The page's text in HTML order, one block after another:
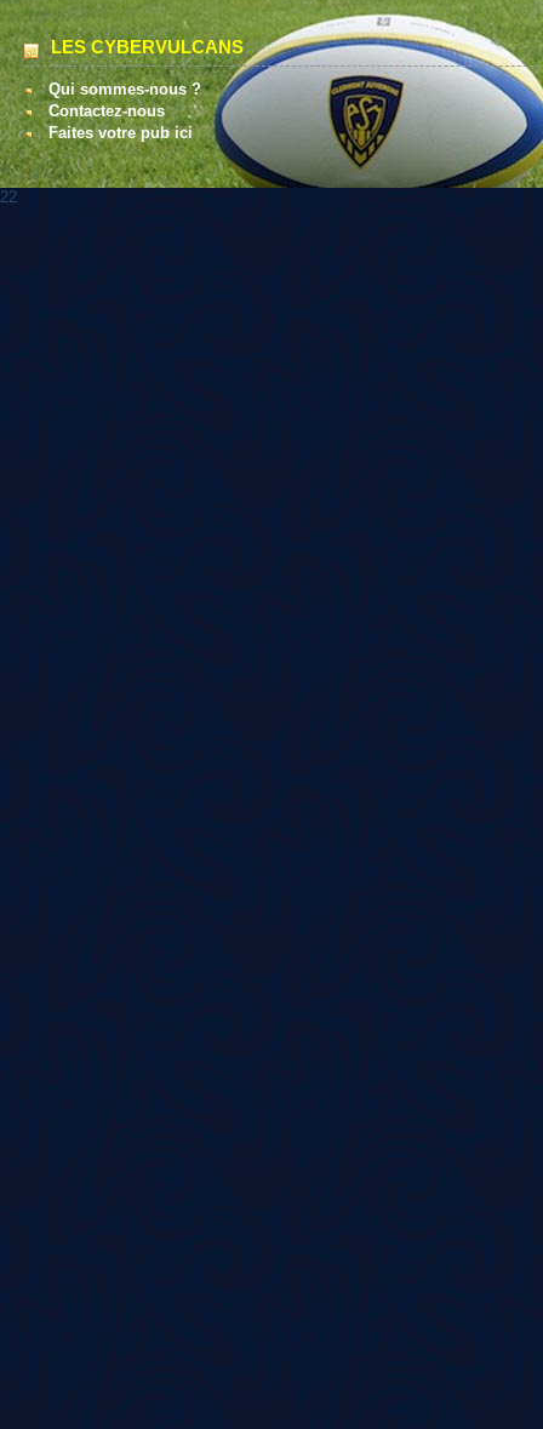
LES CYBERVULCANS
Qui sommes-nous ?
Contactez-nous
Faites votre pub ici
22